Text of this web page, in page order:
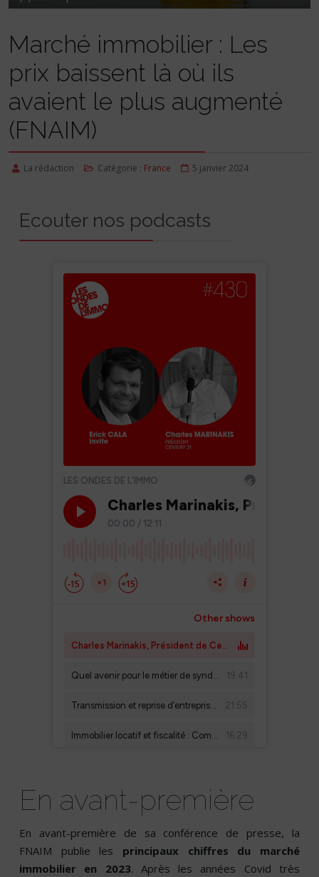
Marché immobilier : Les
prix baissent là où ils
avaient le plus augmenté
(FNAIM)
La rédaction Catégorie : France 5 janvier 2024
En avant-première
En avant-première de sa conférence de presse, la
FNAIM publie les principaux chiffres du marché
immobilier en 2023. Après les années Covid très
Ecouter nos podcasts